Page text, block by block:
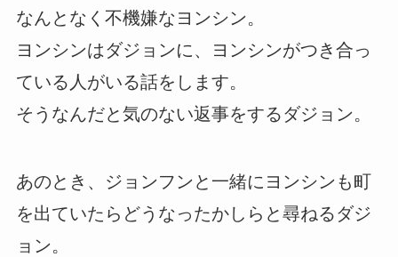
なんとなく不機嫌なヨンシン。
ヨンシンはダジョンに、ヨンシンがつき合っ
ている人がいる話をします。
そうなんだと気のない返事をするダジョン。
あのとき、ジョンフンと一緒にヨンシンも町
を出ていたらどうなったかしらと尋ねるダジ
ョン。